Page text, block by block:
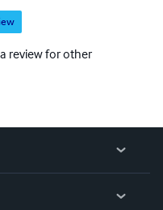
review for other